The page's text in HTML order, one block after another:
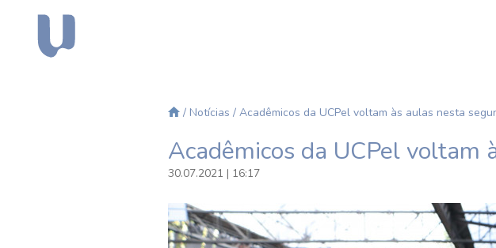
/ Notícias / Acadêmicos da UCPel voltam às aulas nesta
Acadêmicos da UCPel voltam
30.07.2021 | 16:17